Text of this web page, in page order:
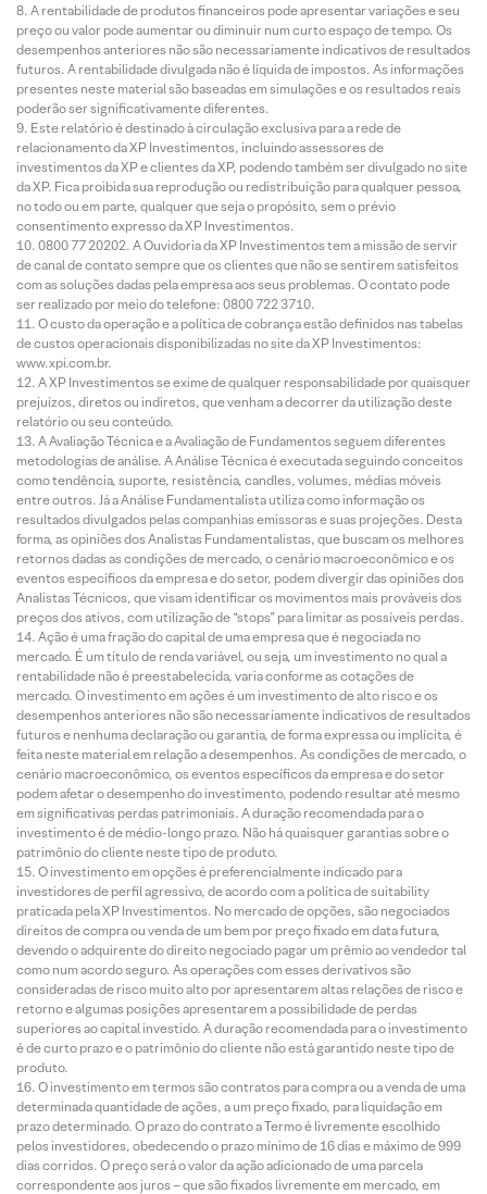
A rentabilidade de produtos financeiros pode apresentar variações e seu
preço ou valor pode aumentar ou diminuir num curto espaço de tempo. Os
desempenhos anteriores não são necessariamente indicativos de resultados
futuros. A rentabilidade divulgada não é líquida de impostos. As informações
presentes neste material são baseadas em simulações e os resultados reais
poderão ser significativamente diferentes.
Este relatório é destinado à circulação exclusiva para a rede de
relacionamento da XP Investimentos, incluindo assessores de
investimentos da XP e clientes da XP, podendo também ser divulgado no site
da XP. Fica proibida sua reprodução ou redistribuição para qualquer pessoa,
no todo ou em parte, qualquer que seja o propósito, sem o prévio
consentimento expresso da XP Investimentos.
0800 77 20202. A Ouvidoria da XP Investimentos tem a missão de servir
de canal de contato sempre que os clientes que não se sentirem satisfeitos
com as soluções dadas pela empresa aos seus problemas. O contato pode
ser realizado por meio do telefone: 0800 722 3710.
O custo da operação e a política de cobrança estão definidos nas tabelas
de custos operacionais disponibilizadas no site da XP Investimentos:
www.xpi.com.br.
A XP Investimentos se exime de qualquer responsabilidade por quaisquer
prejuízos, diretos ou indiretos, que venham a decorrer da utilização deste
relatório ou seu conteúdo.
A Avaliação Técnica e a Avaliação de Fundamentos seguem diferentes
metodologias de análise. A Análise Técnica é executada seguindo conceitos
como tendência, suporte, resistência, candles, volumes, médias móveis
entre outros. Já a Análise Fundamentalista utiliza como informação os
resultados divulgados pelas companhias emissoras e suas projeções. Desta
forma, as opiniões dos Analistas Fundamentalistas, que buscam os melhores
retornos dadas as condições de mercado, o cenário macroeconômico e os
eventos específicos da empresa e do setor, podem divergir das opiniões dos
Analistas Técnicos, que visam identificar os movimentos mais prováveis dos
preços dos ativos, com utilização de “stops” para limitar as possíveis perdas.
Ação é uma fração do capital de uma empresa que é negociada no
mercado. É um título de renda variável, ou seja, um investimento no qual a
rentabilidade não é preestabelecida, varia conforme as cotações de
mercado. O investimento em ações é um investimento de alto risco e os
desempenhos anteriores não são necessariamente indicativos de resultados
futuros e nenhuma declaração ou garantia, de forma expressa ou implícita, é
feita neste material em relação a desempenhos. As condições de mercado, o
cenário macroeconômico, os eventos específicos da empresa e do setor
podem afetar o desempenho do investimento, podendo resultar até mesmo
em significativas perdas patrimoniais. A duração recomendada para o
investimento é de médio-longo prazo. Não há quaisquer garantias sobre o
patrimônio do cliente neste tipo de produto.
O investimento em opções é preferencialmente indicado para
investidores de perfil agressivo, de acordo com a política de suitability
praticada pela XP Investimentos. No mercado de opções, são negociados
direitos de compra ou venda de um bem por preço fixado em data futura,
devendo o adquirente do direito negociado pagar um prêmio ao vendedor tal
como num acordo seguro. As operações com esses derivativos são
consideradas de risco muito alto por apresentarem altas relações de risco e
retorno e algumas posições apresentarem a possibilidade de perdas
superiores ao capital investido. A duração recomendada para o investimento
é de curto prazo e o patrimônio do cliente não está garantido neste tipo de
produto.
O investimento em termos são contratos para compra ou a venda de uma
determinada quantidade de ações, a um preço fixado, para liquidação em
prazo determinado. O prazo do contrato a Termo é livremente escolhido
pelos investidores, obedecendo o prazo mínimo de 16 dias e máximo de 999
dias corridos. O preço será o valor da ação adicionado de uma parcela
correspondente aos juros – que são fixados livremente em mercado, em